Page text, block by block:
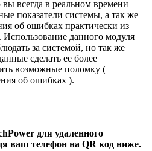
всегда в реальном времени
показатели системы, а так же
об ошибках практически из
данного модуля
за системой, но так же
сделать ее более
возможные поломку (
об ошибках ).
для удаленного
ваш телефон на QR код ниже.